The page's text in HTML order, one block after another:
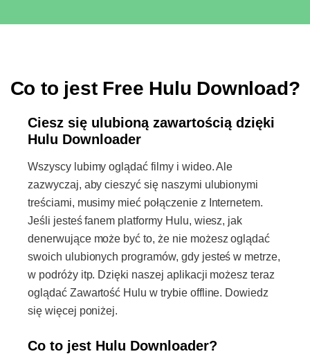
Co to jest Free Hulu Download?
Ciesz się ulubioną zawartością dzięki
Hulu Downloader
Wszyscy lubimy oglądać filmy i wideo. Ale
zazwyczaj, aby cieszyć się naszymi ulubionymi
treściami, musimy mieć połączenie z Internetem.
Jeśli jesteś fanem platformy Hulu, wiesz, jak
denerwujące może być to, że nie możesz oglądać
swoich ulubionych programów, gdy jesteś w metrze,
w podróży itp. Dzięki naszej aplikacji możesz teraz
oglądać Zawartość Hulu w trybie offline. Dowiedz
się więcej poniżej.
Co to jest Hulu Downloader?